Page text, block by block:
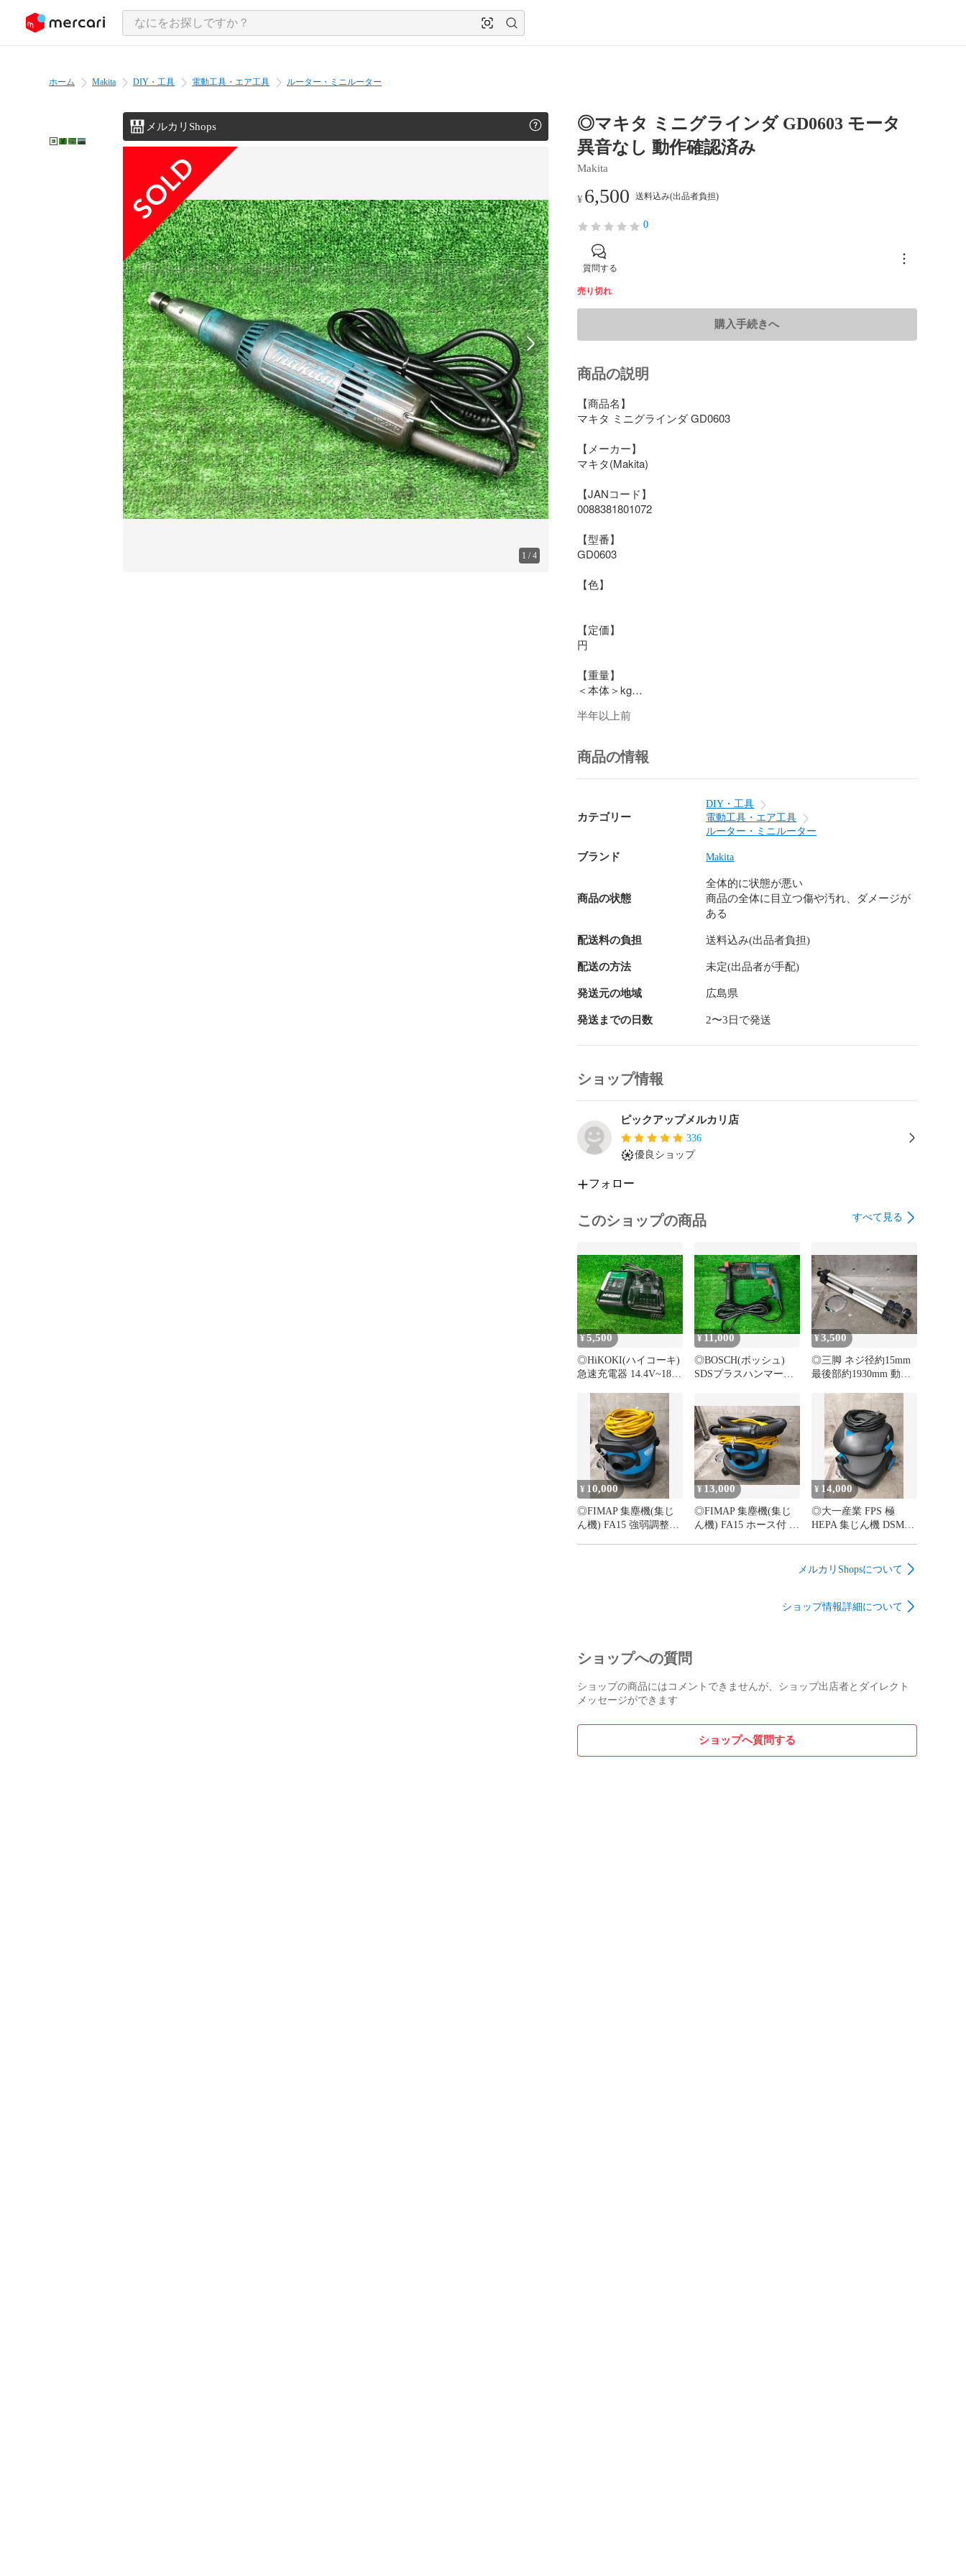
ツにスキップ
ホーム Makita DIY・工具 電動工具・エア工具 ルーター・ミニルーター
メルカリShops
1 /4
◎マキタ ミニグラインダ GD0603 モータ
異音なし 動作確認済み
Makita
¥ 6,500 送料込み(出品者負担)
0
質問する
売り切れ
購入手続きへ
商品の説明
【商品名】
マキタ ミニグラインダ GD0603
【メーカー】
マキタ(Makita)
【JANコード】
0088381801072
【型番】
GD0603
【色】
【定価】
円
【重量】
＜本体＞kg
【電圧】
【バッテリー】
【付属品】
(詳細は画像優先となります)
(画像に無いものは付属しません）
ジャンク品以外について、商品到着から一週間初期不良返品受け付け
特別な記載が無い限り、メーカー保証は一切つきません。
商品について、簡単な動作確認のみ行っております。
実際の作業に則した動作確認や、修理、パーツ欠品のチェックは行っ
ておりません。
Dランク
【領収書発行】
インボイス対応領収書の発行可能です。
領収書の発行は、ご落札直後にメッセージにてお申し付けください。
なお二度手間と経費削減のため（切手代等）、後日ご連絡をいただい
ても領収書のみの郵送等は行っておりません。
【商品発送と梱包】
く）
一方で、配送会社様との契約がございますので送り主の氏名、住所な
どの変更は対応致しかねます。
また、購入元が分かるような書類の同梱不要などにつきましても、多
数の商品を取り扱っております都合上全てのご要望に対応いたしかね
る場合があります。予めご了承ください。
【返品方法】
ジャンク品の返品は一切承っておりません。
なお、不具合商品の場合は大変お手数ですが、弊社までご連絡くださ
い。
まず商品をご返品いただき、確認次第返金対応させていただきます。
【お支払い】
ご購入から『5日以内』に指定の支払い方法で入金手続きをお願いしま
す。
購入後の取り消しは対応いたしかねますので商品説明、画像をしっか
り確認のうえご入札ください。
購入者様都合でのキャンセルの場合、購入者様に【悪い】の評価が自
タイトルの最初に付く記号によって在庫店舗が異なります。
ピックアップヤフオク店/ハンサム工具 海田店
【TEL】080-4205-9586
【メールアドレス】kaita@pickup-jp.com
【住所】広島県安芸郡海田町幸町6-42-4カーサ幸101
火、水曜日は休業ですので、対応は行っておりません。
半年以上前
商品の情報
カテゴリー
DIY・工具
電動工具・エア工具
ルーター・ミニルーター
ブランド Makita
商品の状態
全体的に状態が悪い
商品の全体に目立つ傷や汚れ、ダメージが
ある
配送料の負担 送料込み(出品者負担)
配送の方法 未定(出品者が手配)
発送元の地域 広島県
発送までの日数 2〜3日で発送
ショップ情報
ピックアップメルカリ店
336
優良ショップ
フォロー
このショップの商品 すべて見る
¥5,500
◎HiKOKI(ハイコーキ)
急速充電器 14.4V~18V
電 UC18YDL2 動作確認
済み
¥11,000
◎BOSCH(ボッシュ)
SDSプラスハンマード
動作確認済み
¥3,500
◎三脚 ネジ径約15mm
最後部約1930mm 動作
¥ 10,000
◎FIMAP 集塵機(集じ
ん機) FA15 強弱調整不
¥13,000
◎FIMAP 集塵機(集じ
ん機) FA15 ホース付 動
¥ 14,000
◎大一産業 FPS 極
HEPA 集じん機 DSM-
メルカリShopsについて
ショップ情報詳細について
ショップへの質問
ショップの商品にはコメントできませんが、ショップ出店者とダイレクト
メッセージができます
ショップへ質問する